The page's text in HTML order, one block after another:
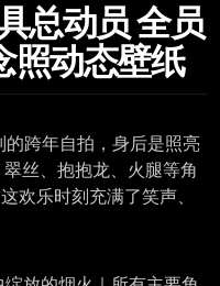
总动员 全员
照动态壁纸
跨年自拍，身后是照亮
丝、抱抱龙、火腿等角
欢乐时刻充满了笑声、